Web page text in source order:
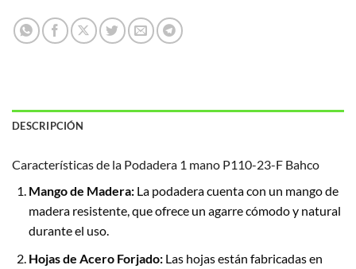
DESCRIPCIÓN
Características de la Podadera 1 mano P110-23-F Bahco
Mango de Madera:La podadera cuenta con un mango de
madera resistente, que ofrece un agarre cómodo y natural
durante el uso.
Hojas de Acero Forjado:Las hojas están fabricadas en